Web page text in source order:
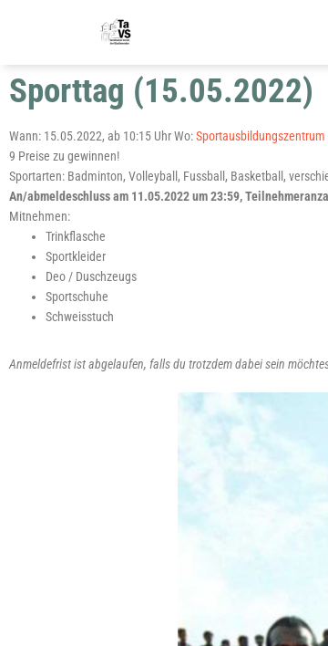
Sporttag (15.05.2022)
Wann: 15.05.2022, ab 10:15 Uhr Wo:
9 Prei­se zu gewinnen!
Sport­ar­ten: Bad­min­ton, Vol­ley­ball, Fuss­ball, Bas­ket­ball,
An/abmeldeschluss am 11.05.2022 um 23:59,
Mitnehmen:
Trink­fla­sche
Sport­klei­der
Deo / Duschzeugs
Sport­schu­he
Schweiss­tuch
Anmel­de­frist ist abge­lau­fen, falls du trotz­dem dabei sein